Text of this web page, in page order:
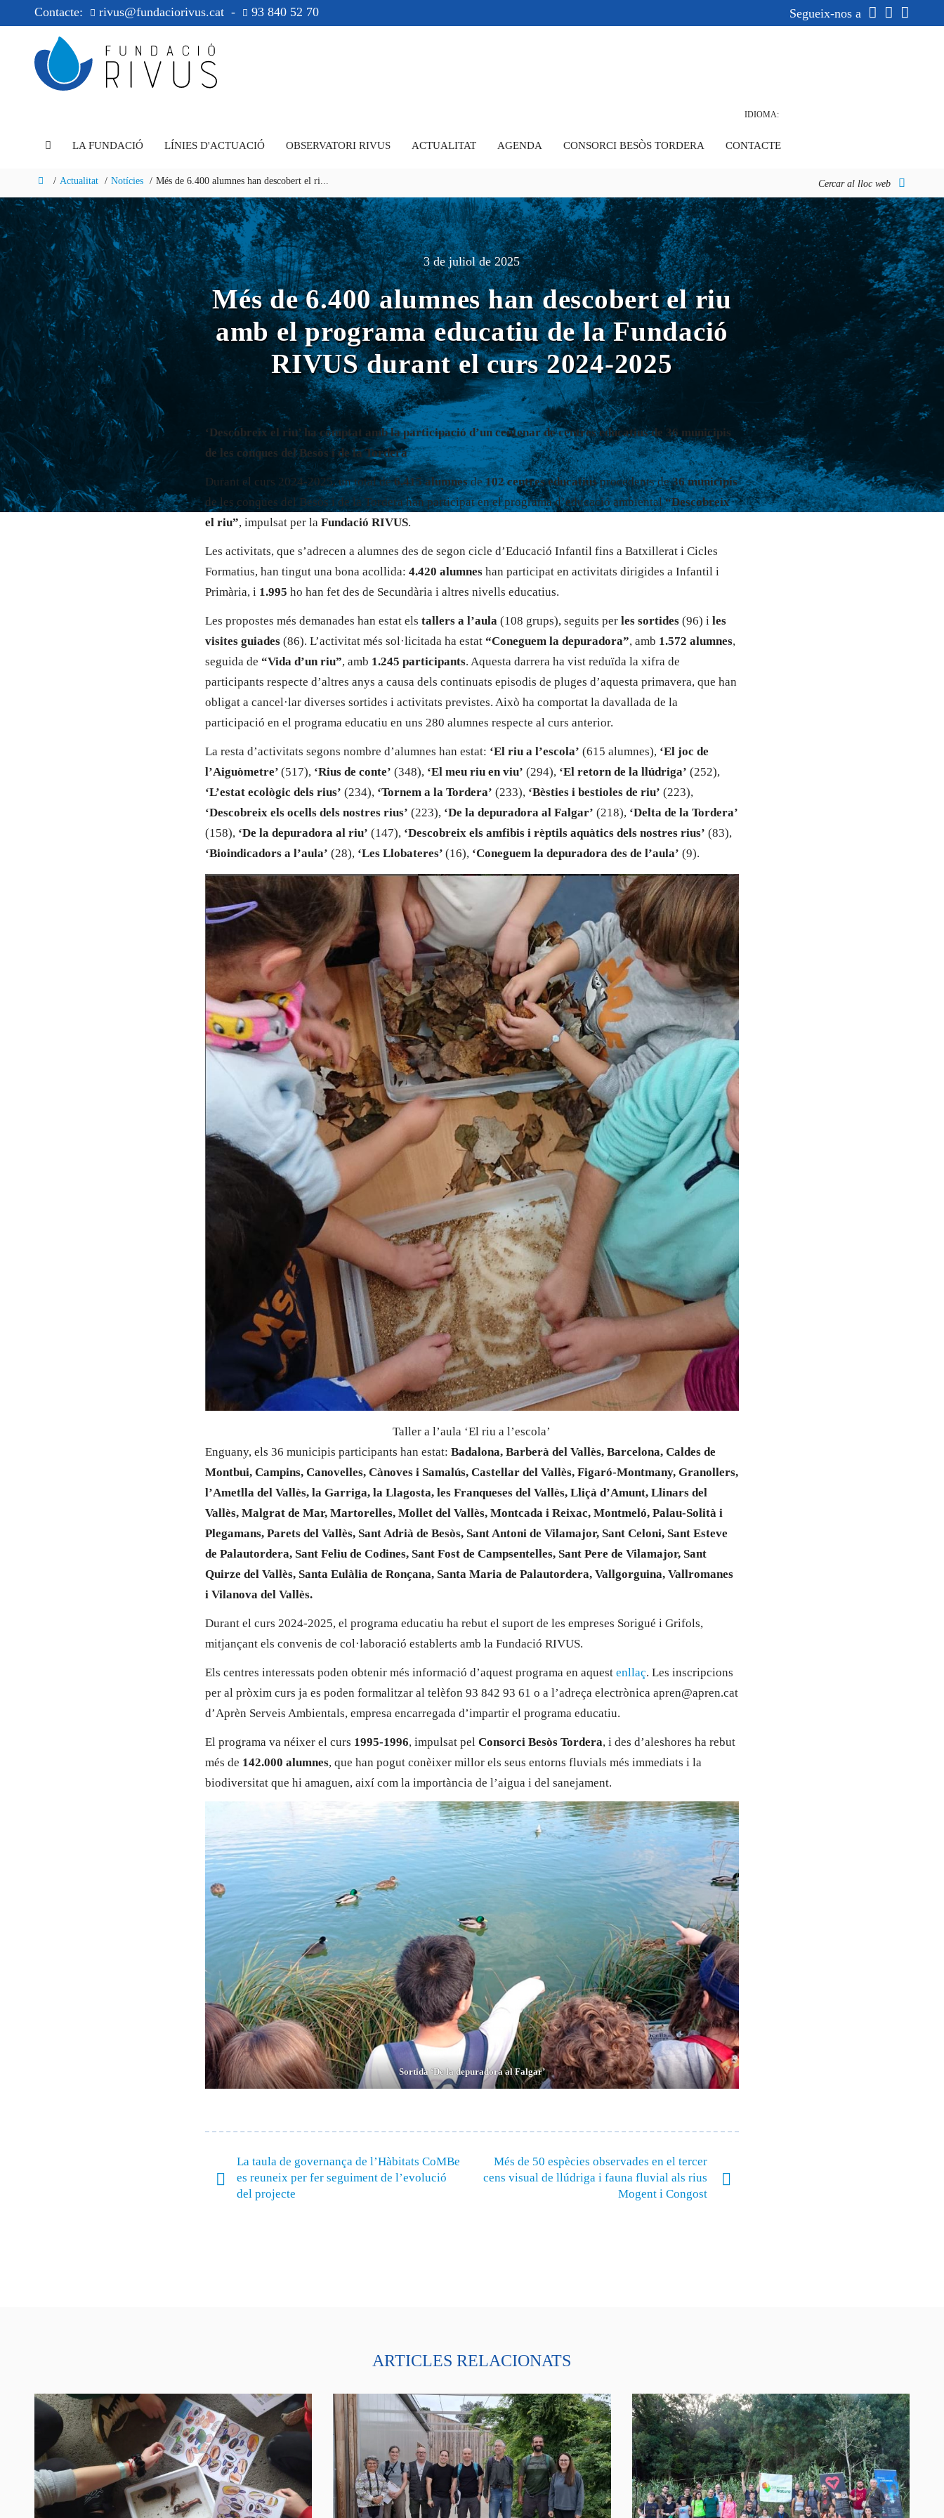
Contacte: rivus@fundaciorivus.cat - 93 840 52 70 Segueix-nos a
IDIOMA:
LA FUNDACIÓ LÍNIES D'ACTUACIÓ OBSERVATORI RIVUS ACTUALITAT AGENDA CONSORCI BESÒS TORDERA CONTACTE
Actualitat Notícies Més de 6.400 alumnes han descobert el ri... Cercar al lloc web
3 de juliol de 2025
Més de 6.400 alumnes han descobert el riu
amb el programa educatiu de la Fundació
RIVUS durant el curs 2024-2025
‘Descobreix el riu’ ha comptat amb la participació d’un centenar de centres educatius de 36 municipis
de les conques del Besòs i de la Tordera
Durant el curs 2024-2025, un total de6.415 alumnesde102 centres educatiusprocedents de36 municipis
de les conques del Besòs i de la Tordera han participat en el programa d’educació ambiental“Descobreix
el riu”, impulsat per la Fundació RIVUS.
Les activitats, que s’adrecen a alumnes des de segon cicle d’Educació Infantil fins a Batxillerat i Cicles
Formatius, han tingut una bona acollida: 4.420 alumneshan participat en activitats dirigides a Infantil i
Primària, i 1.995 ho han fet des de Secundària i altres nivells educatius.
Les propostes més demanades han estat els tallers a l’aula(108 grups), seguits per les sortides(96) i les
visites guiades(86). L’activitat més sol·licitada ha estat “Coneguem la depuradora”, amb 1.572 alumnes,
seguida de “Vida d’un riu”, amb 1.245 participants. Aquesta darrera ha vist reduïda la xifra de
participants respecte d’altres anys a causa dels continuats episodis de pluges d’aquesta primavera, que han
obligat a cancel·lar diverses sortides i activitats previstes. Això ha comportat la davallada de la
participació en el programa educatiu en uns 280 alumnes respecte al curs anterior.
La resta d’activitats segons nombre d’alumnes han estat: ‘El riu a l’escola’ (615 alumnes), ‘El joc de
l’Aiguòmetre’ (517), ‘Rius de conte’ (348), ‘El meu riu en viu’ (294), ‘El retorn de la llúdriga’ (252),
‘L’estat ecològic dels rius’ (234),‘Tornem a la Tordera’ (233), ‘Bèsties i bestioles de riu’ (223),
‘Descobreix els ocells dels nostres rius’ (223),‘De la depuradora al Falgar’ (218), ‘Delta de la Tordera’
(158), ‘De la depuradora al riu’ (147), ‘Descobreix els amfibis i rèptils aquàtics dels nostres rius’ (83),
‘Bioindicadors a l’aula’ (28), ‘Les Llobateres’ (16), ‘Coneguem la depuradora des de l’aula’ (9).
Taller a l’aula ‘El riu a l’escola’
Enguany, els 36 municipis participants han estat: Badalona, Barberà del Vallès, Barcelona, Caldes de
Montbui, Campins, Canovelles, Cànoves i Samalús, Castellar del Vallès, Figaró-Montmany, Granollers,
l’Ametlla del Vallès, la Garriga, la Llagosta, les Franqueses del Vallès, Lliçà d’Amunt, Llinars del
Vallès, Malgrat de Mar, Martorelles, Mollet del Vallès, Montcada i Reixac, Montmeló, Palau-Solità i
Plegamans, Parets del Vallès, Sant Adrià de Besòs, Sant Antoni de Vilamajor, Sant Celoni, Sant Esteve
de Palautordera, Sant Feliu de Codines, Sant Fost de Campsentelles, Sant Pere de Vilamajor, Sant
Quirze del Vallès, Santa Eulàlia de Ronçana, Santa Maria de Palautordera, Vallgorguina, Vallromanes
i Vilanova del Vallès.
Durant el curs 2024-2025, el programa educatiu ha rebut el suport de les empreses Sorigué i Grifols,
mitjançant els convenis de col·laboració establerts amb la Fundació RIVUS.
Els centres interessats poden obtenir més informació d’aquest programa en aquest enllaç. Les inscripcions
per al pròxim curs ja es poden formalitzar al telèfon 93 842 93 61 o a l’adreça electrònica apren@apren.cat
d’Aprèn Serveis Ambientals, empresa encarregada d’impartir el programa educatiu.
El programa va néixer el curs 1995-1996, impulsat pel Consorci Besòs Tordera, i des d’aleshores ha rebut
més de 142.000 alumnes, que han pogut conèixer millor els seus entorns fluvials més immediats i la
biodiversitat que hi amaguen, així com la importància de l’aigua i del sanejament.
Sortida ‘De la depuradora al Falgar’
La taula de governança de l’Hàbitats CoMBe
es reuneix per fer seguiment de l’evolució
del projecte
Més de 50 espècies observades en el tercer
cens visual de llúdriga i fauna fluvial als rius
Mogent i Congost
ARTICLES RELACIONATS